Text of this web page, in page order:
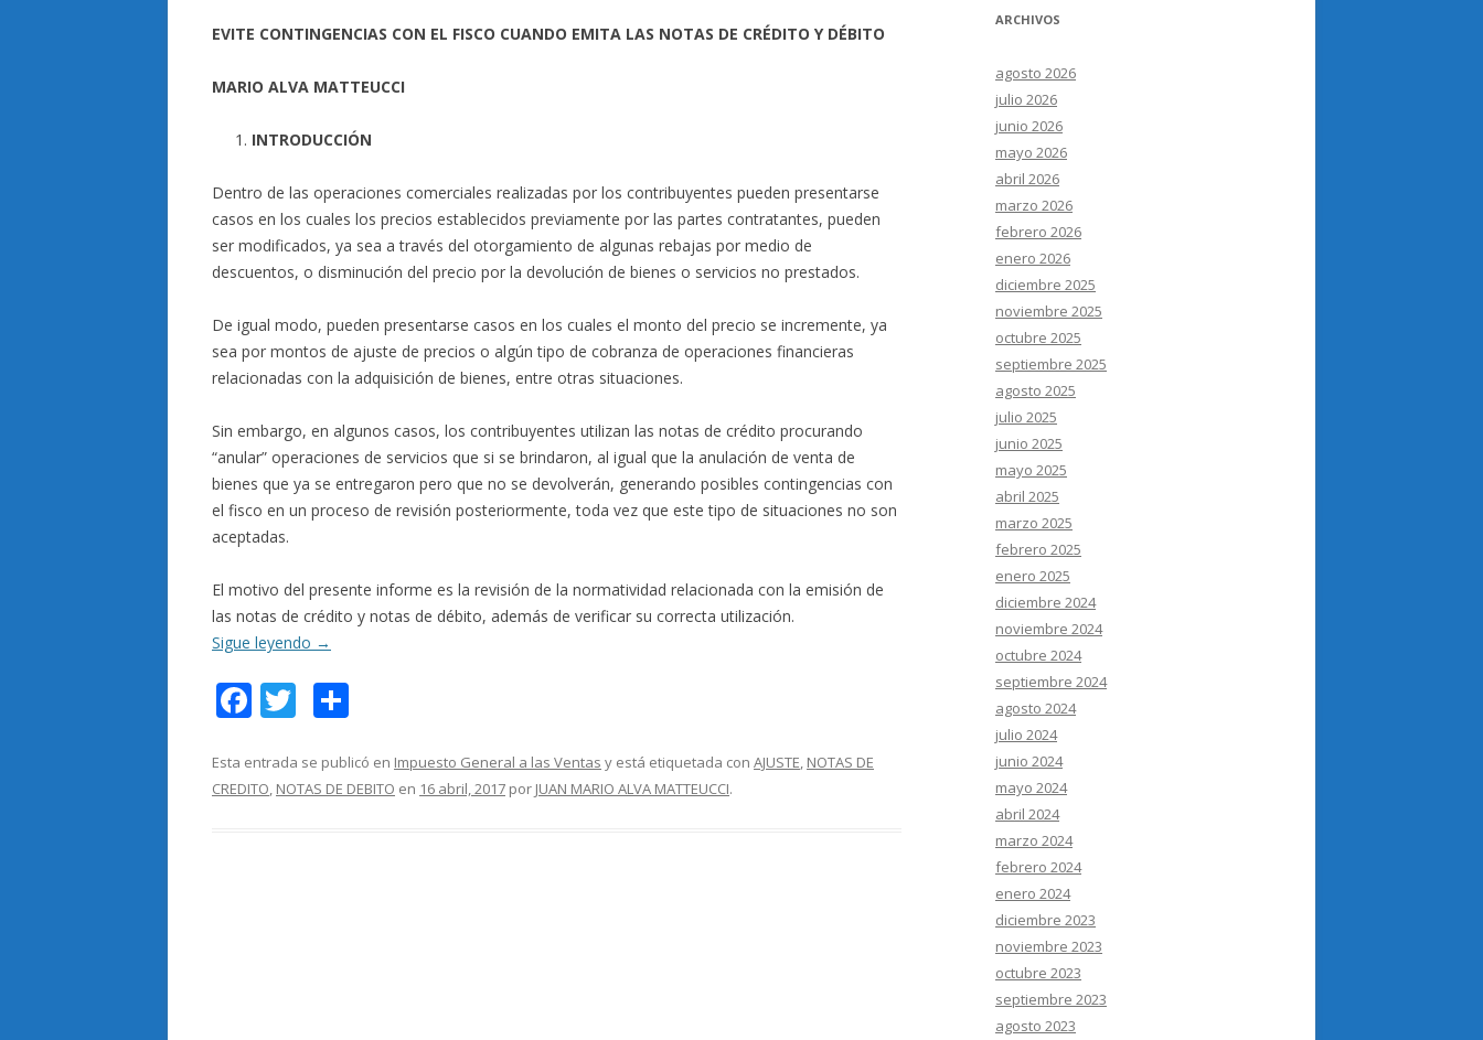
EVITE CONTINGENCIAS CON EL FISCO CUANDO EMITA LAS NOTAS DE CRÉDITO Y DÉBITO
MARIO ALVA MATTEUCCI
INTRODUCCIÓN
Dentro de las operaciones comerciales realizadas por los contribuyentes pueden presentarse
casos en los cuales los precios establecidos previamente por las partes contratantes, pueden
ser modificados, ya sea a través del otorgamiento de algunas rebajas por medio de
descuentos, o disminución del precio por la devolución de bienes o servicios no prestados.
De igual modo, pueden presentarse casos en los cuales el monto del precio se incremente, ya
sea por montos de ajuste de precios o algún tipo de cobranza de operaciones financieras
relacionadas con la adquisición de bienes, entre otras situaciones.
Sin embargo, en algunos casos, los contribuyentes utilizan las notas de crédito procurando
“anular” operaciones de servicios que si se brindaron, al igual que la anulación de venta de
bienes que ya se entregaron pero que no se devolverán, generando posibles contingencias con
el fisco en un proceso de revisión posteriormente, toda vez que este tipo de situaciones no son
aceptadas.
El motivo del presente informe es la revisión de la normatividad relacionada con la emisión de
las notas de crédito y notas de débito, además de verificar su correcta utilización.
Sigue leyendo →
F
e
b
T
itt
er
m
p
Esta entrada se publicó en Impuesto General a las Ventas y está etiquetada con AJUSTE, NOTAS DE
CREDITO, NOTAS DE DEBITO en 16 abril, 2017 por JUAN MARIO ALVA MATTEUCCI.
ARCHIVOS
agosto 2026
julio 2026
junio 2026
mayo 2026
abril 2026
marzo 2026
febrero 2026
enero 2026
diciembre 2025
noviembre 2025
octubre 2025
septiembre 2025
agosto 2025
julio 2025
junio 2025
mayo 2025
abril 2025
marzo 2025
febrero 2025
enero 2025
diciembre 2024
noviembre 2024
octubre 2024
septiembre 2024
agosto 2024
julio 2024
junio 2024
mayo 2024
abril 2024
marzo 2024
febrero 2024
enero 2024
diciembre 2023
noviembre 2023
octubre 2023
septiembre 2023
agosto 2023